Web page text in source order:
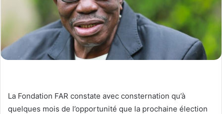
La Fondation FAR constate avec consternation qu’à
quelques mois de l’opportunité que la prochaine élection